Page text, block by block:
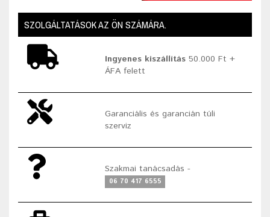
SZOLGÁLTATÁSOK AZ ÖN SZÁMÁRA.
Ingyenes kiszállítás 50.000 Ft +
ÁFA felett
Garanciális és garancián túli
szerviz
Szakmai tanácsadás -
06 70 417 6555